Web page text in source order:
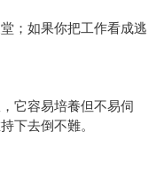
；如果你把工作看成逃
它容易培養但不易伺
下去倒不難。